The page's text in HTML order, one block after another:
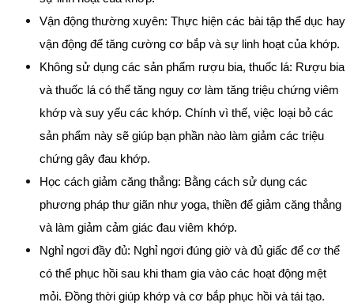
Vận động thường xuyên: Thực hiện các bài tập thể dục hay
vận động để tăng cường cơ bắp và sự linh hoạt của khớp.
Không sử dụng các sản phẩm rượu bia, thuốc lá: Rượu bia
và thuốc lá có thể tăng nguy cơ làm tăng triệu chứng viêm
khớp và suy yếu các khớp. Chính vì thế, việc loại bỏ các
sản phẩm này sẽ giúp bạn phần nào làm giảm các triệu
chứng gây đau khớp.
Học cách giảm căng thẳng: Bằng cách sử dụng các
phương pháp thư giãn như yoga, thiền để giảm căng thẳng
và làm giảm cảm giác đau viêm khớp.
Nghỉ ngơi đầy đủ: Nghỉ ngơi đúng giờ và đủ giấc để cơ thể
có thể phục hồi sau khi tham gia vào các hoạt động mệt
mỏi. Đồng thời giúp khớp và cơ bắp phục hồi và tái tạo.